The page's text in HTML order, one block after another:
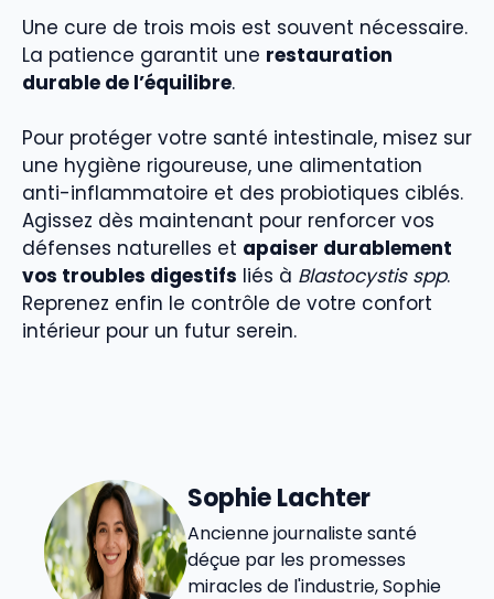
Une cure de trois mois est souvent nécessaire.
La patience garantit une restauration
durable de l’équilibre.
Pour protéger votre santé intestinale, misez sur
une hygiène rigoureuse, une alimentation
anti-inflammatoire et des probiotiques ciblés.
Agissez dès maintenant pour renforcer vos
défenses naturelles et apaiser durablement
vos troubles digestifs liés à Blastocystis spp.
Reprenez enfin le contrôle de votre confort
intérieur pour un futur serein.
Sophie Lachter
Ancienne journaliste santé
déçue par les promesses
miracles de l'industrie, Sophie